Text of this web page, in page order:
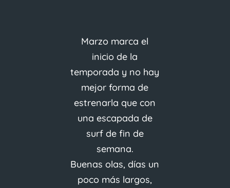
Marzo marca el
inicio de la
temporada y no hay
mejor forma de
estrenarla que con
una escapada de
surf de fin de
semana.
Buenas olas, días un
poco más largos,